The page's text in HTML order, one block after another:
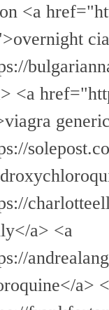
<a
<a
a> <a
a>